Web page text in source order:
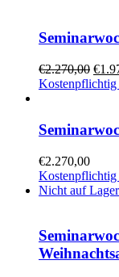
€2.270,00 €
Kostenpflichtig
€2.270,00
Kostenpflichtig
Nicht auf Lager